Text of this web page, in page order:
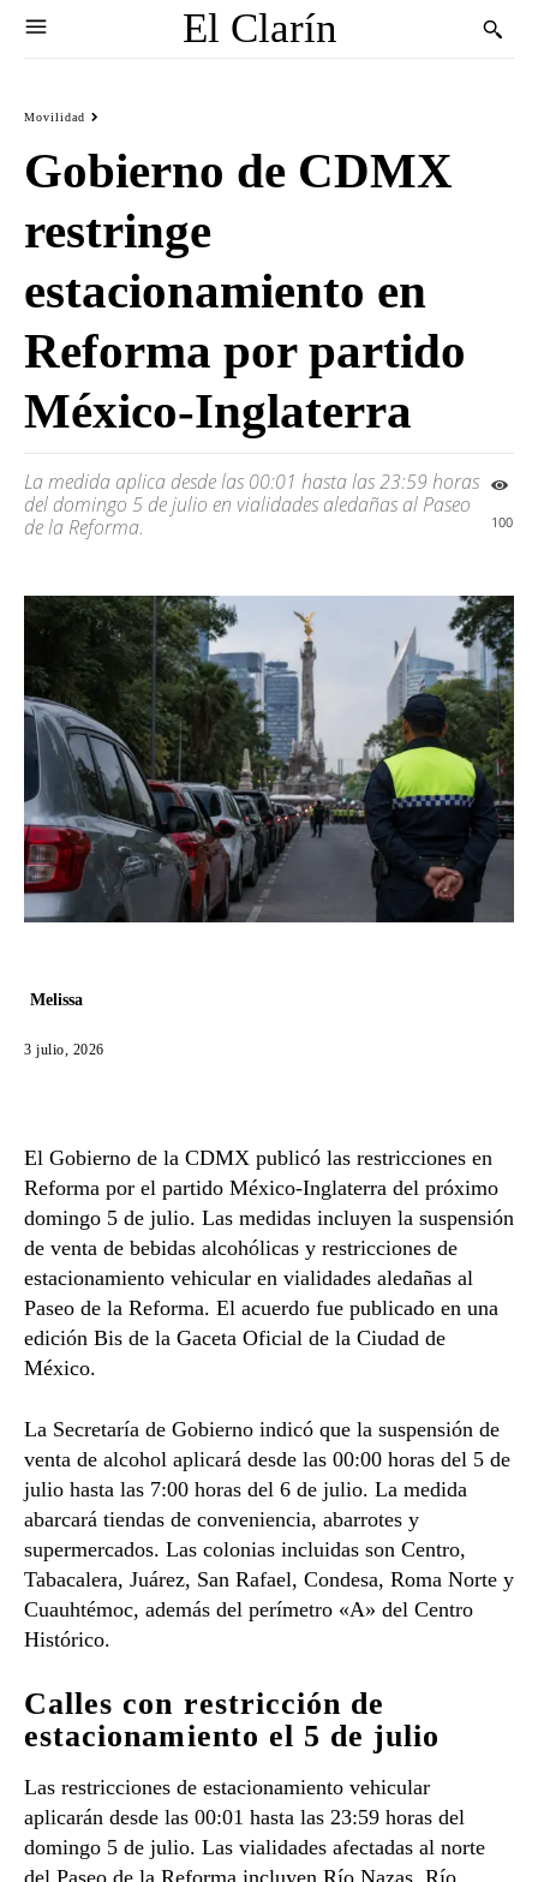
El Clarín
Movilidad
Gobierno de CDMX
restringe
estacionamiento en
Reforma por partido
México-Inglaterra
La medida aplica desde las 00:01 hasta las 23:59 horas
del domingo 5 de julio en vialidades aledañas al Paseo
de la Reforma.
100
Melissa
3 julio, 2026
El Gobierno de la CDMX publicó las restricciones en
Reforma por el partido México-Inglaterra del próximo
domingo 5 de julio. Las medidas incluyen la suspensión
de venta de bebidas alcohólicas y restricciones de
estacionamiento vehicular en vialidades aledañas al
Paseo de la Reforma. El acuerdo fue publicado en una
edición Bis de la Gaceta Oficial de la Ciudad de
México.
La Secretaría de Gobierno indicó que la suspensión de
venta de alcohol aplicará desde las 00:00 horas del 5 de
julio hasta las 7:00 horas del 6 de julio. La medida
abarcará tiendas de conveniencia, abarrotes y
supermercados. Las colonias incluidas son Centro,
Tabacalera, Juárez, San Rafael, Condesa, Roma Norte y
Cuauhtémoc, además del perímetro «A» del Centro
Histórico.
Calles con restricción de
estacionamiento el 5 de julio
Las restricciones de estacionamiento vehicular
aplicarán desde las 00:01 hasta las 23:59 horas del
domingo 5 de julio. Las vialidades afectadas al norte